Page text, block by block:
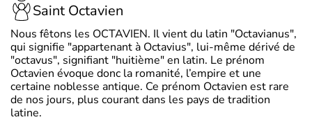
Saint Octavien
Nous fêtons les OCTAVIEN. Il vient du latin "Octavianus",
qui signifie "appartenant à Octavius", lui-même dérivé de
"octavus", signifiant "huitième" en latin. Le prénom
Octavien évoque donc la romanité, l’empire et une
certaine noblesse antique. Ce prénom Octavien est rare
de nos jours, plus courant dans les pays de tradition
latine.